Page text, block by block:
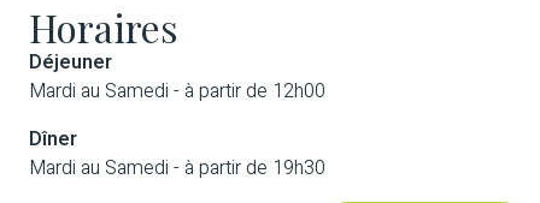
Horaires
Déjeuner
Mardi au Samedi - à partir de 12h00
Dîner
Mardi au Samedi - à partir de 19h30